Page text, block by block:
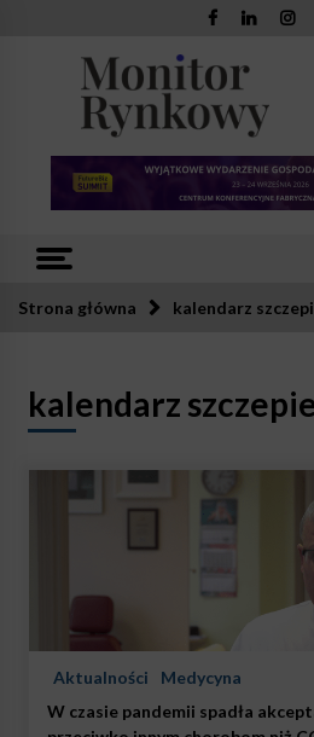
Strona główna kalendarz
kalendarz
Aktualności
Medycyna
W czasie pandemii spadła